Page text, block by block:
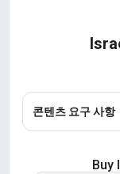
콘텐츠 요구 사항
Buy